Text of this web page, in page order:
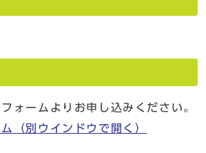
ォームよりお申し込みください。
（別ウインドウで開く）